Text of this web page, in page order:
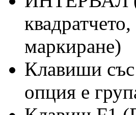
маркиране)
Клавиши със
опция е